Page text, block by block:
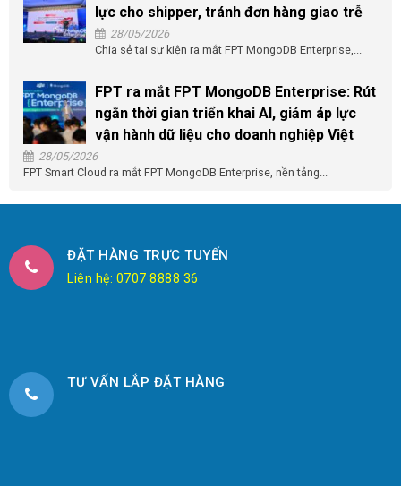
lực cho shipper, tránh đơn hàng giao trễ
28/05/2026
Chia sẻ tại sự kiện ra mắt FPT MongoDB Enterprise,...
FPT ra mắt FPT MongoDB Enterprise: Rút
ngắn thời gian triển khai AI, giảm áp lực
vận hành dữ liệu cho doanh nghiệp Việt
28/05/2026
FPT Smart Cloud ra mắt FPT MongoDB Enterprise, nền tảng...
ĐẶT HÀNG TRỰC TUYẾN
Liên hệ: 0707 8888 36
TƯ VẤN LẮP ĐẶT HÀNG